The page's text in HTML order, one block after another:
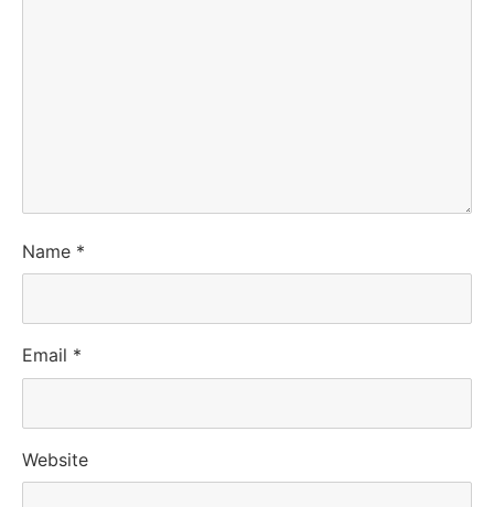
Name *
Email *
Website